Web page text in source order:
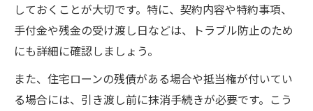
しておくことが大切です。特に、契約内容や特約事項、
手付金や残金の受け渡し日などは、トラブル防止のため
にも詳細に確認しましょう。
また、住宅ローンの残債がある場合や抵当権が付いてい
る場合には、引き渡し前に抹消手続きが必要です。こう